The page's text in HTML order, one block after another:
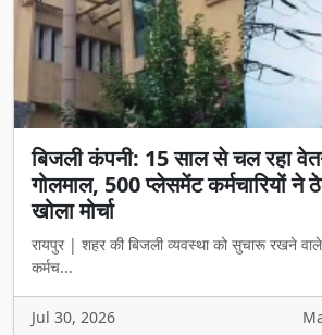
बिजली कंपनी: 15 साल से चल रहा
गोलमाल, 500 प्लेसमेंट कर्मचारियों
खोला मोर्चा
रायपुर | शहर की बिजली व्यवस्था को सुचारू रखने
कर्मच...
Jul 30, 2026